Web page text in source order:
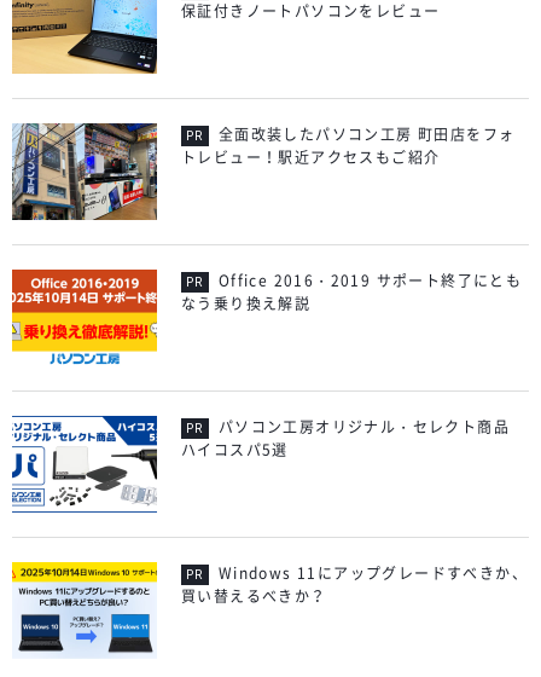
保証付きノートパソコンをレビュー
全面改装したパソコン工房 町田店をフォ
トレビュー！駅近アクセスもご紹介
Office 2016・2019 サポート終了にとも
なう乗り換え解説
パソコン工房オリジナル・セレクト商品
ハイコスパ5選
Windows 11にアップグレードすべきか、
買い替えるべきか？